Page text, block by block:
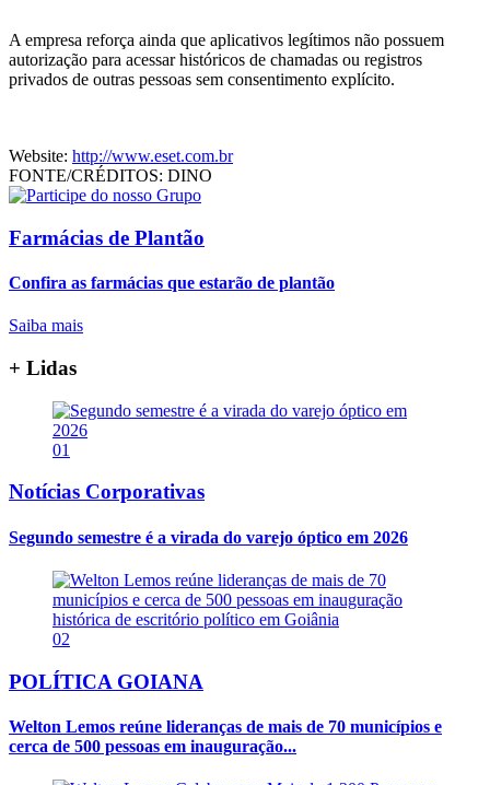
A empresa reforça ainda que aplicativos legítimos não possuem
autorização para acessar históricos de chamadas ou registros
privados de outras pessoas sem consentimento explícito.
Website: http://www.eset.com.br
FONTE/CRÉDITOS: DINO
Farmácias de Plantão
Confira as farmácias que estarão de plantão
Saiba mais
+ Lidas
01
Notícias Corporativas
Segundo semestre é a virada do varejo óptico em 2026
02
POLÍTICA GOIANA
Welton Lemos reúne lideranças de mais de 70 municípios e
cerca de 500 pessoas em inauguração...